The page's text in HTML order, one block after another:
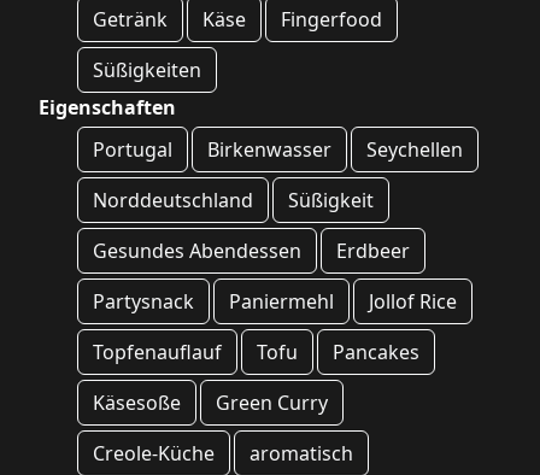
Getränk
Käse
Fingerfood
Süßigkeiten
Eigenschaften
Portugal
Birkenwasser
Seychellen
Norddeutschland
Süßigkeit
Gesundes Abendessen
Erdbeer
Partysnack
Paniermehl
Jollof Rice
Topfenauflauf
Tofu
Pancakes
Käsesoße
Green Curry
Creole-Küche
aromatisch